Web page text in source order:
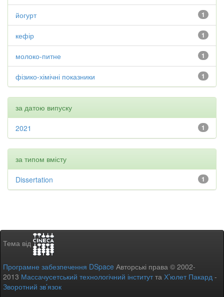
1
йогурт
1
кефір
1
молоко-питне
1
фізико-хімічні показники
за датою випуску
1
2021
за типом вмісту
1
Dissertation
Тема від
Програмне забезпечення DSpace Авторські права © 2002-
2013 Массачусетський технологічний інститутта Х’юлет Пакард -
Зворотний зв’язок